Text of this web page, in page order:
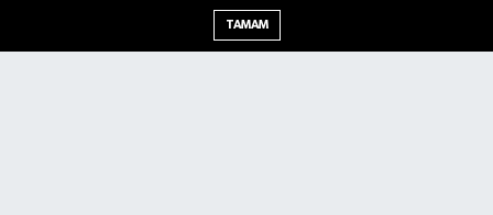
Ankara Nöbetçi Eczaneler
TAMAM